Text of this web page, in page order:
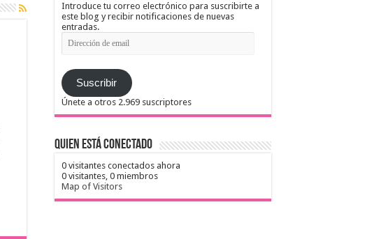
Introduce tu correo electrónico para suscribirte a
este blog y recibir notificaciones de nuevas
entradas.
Dirección
de
Suscribir
Únete a otros 2.969 suscriptores
Quien está conectado
0 visitantes conectados ahora
0 visitantes, 0 miembros
Map of Visitors